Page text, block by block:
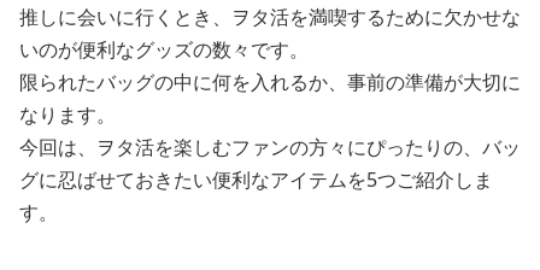
推しに会いに行くとき、ヲタ活を満喫するために欠かせな
いのが便利なグッズの数々です。
限られたバッグの中に何を入れるか、事前の準備が大切に
なります。
今回は、ヲタ活を楽しむファンの方々にぴったりの、バッ
グに忍ばせておきたい便利なアイテムを5つご紹介しま
す。